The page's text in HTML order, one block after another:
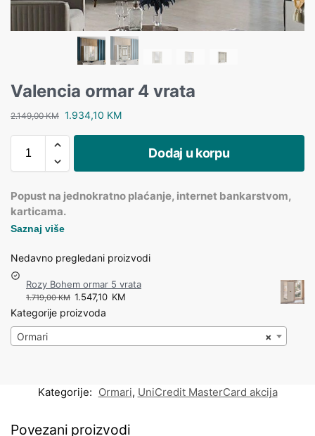
Valencia ormar 4 vrata
2.149,00KM 1.934,10 KM
Dodaj u korpu
Popust na jednokratno plaćanje, internet bankarstvom,
karticama.
Saznaj više
Nedavno pregledani proizvodi
Rozy Bohem ormar 5 vrata
1.719,00KM 1.547,10 KM
Kategorije proizvoda
×
Ormari
Kategorije: Ormari, UniCredit MasterCard akcija
Povezani proizvodi